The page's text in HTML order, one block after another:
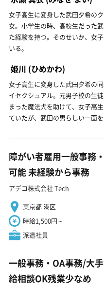
女子高生に変身した武田夕希の
女。小学生の時、高校生だった
た経験を持つ。そのせいか、女
いる。
姫川 (ひめかわ)
女子高生に変身した武田夕希の
イセクシュアル。元男子校の生
まった魔法犬を助けて、女子高
ていたが、武田の男らしい一面
障がい者雇用一般事務
可能 未経験から事務
アデコ株式会社 Tech
東京都 港区
時給1,500円～
派遣社員
一般事務・OA事務/大
給相談OK残業少なめ